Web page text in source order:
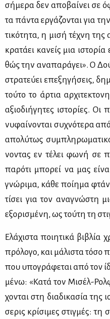
σή­με­ρα δεν απο­βαί­νει σε
τα πά­ντα ερ­γά­ζο­νται για
τι­κό­τη­τα, η μι­σή τέ­χνη
κρα­τά­ει κα­νείς μια
θώς την ανα­πα­ρά­γει». Ο
στρα­τεύ­ει επε­ξη­γή­σεις,
τού­το το άρ­τια
αξιο­δι­ή­γη­τες ιστο­ρί­ες.
νυ­φαί­νο­νται συ­χνό­τε­ρα
απο­λύ­τως
νο­ντας εν τέ­λει φω­νή σε
πα­ρό­τι μπο­ρεί να μας
γνώ­ρι­μα, κά­θε ποί­η­μα
τί­σει για τον ανα­γνώ­στη
εξο­ρι­σμέ­νη, ως τού­τη τη
Ελά­χι­στα ποι­η­τι­κά βι­βλία
πρό­λο­γο, και μά­λι­στα τό­σο
που υπο­γρά­φε­ται από τον
μέ­νω: «Κα­τά τον Μι­σέλ-
χο­νται στη δια­δι­κα­σία
σε­ρις κρί­σι­μες στιγ­μές: